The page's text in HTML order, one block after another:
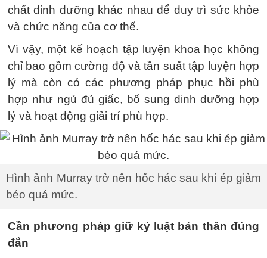
chất dinh dưỡng khác nhau để duy trì sức khỏe
và chức năng của cơ thể.
Vì vậy, một kế hoạch tập luyện khoa học không
chỉ bao gồm cường độ và tần suất tập luyện hợp
lý mà còn có các phương pháp phục hồi phù
hợp như ngủ đủ giấc, bổ sung dinh dưỡng hợp
lý và hoạt động giải trí phù hợp.
Hình ảnh Murray trở nên hốc hác sau khi ép giảm
béo quá mức.
Cần phương pháp giữ kỷ luật bản thân đúng
đắn